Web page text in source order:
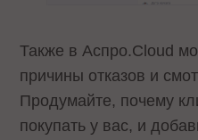
Также в Аспро.Cloud
причины отказов и
Продумайте, почему
покупать у вас, и